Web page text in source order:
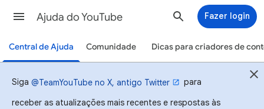
Ajuda do YouTube Fazer login
Central de Ajuda Comunidade Dicas para criadores de
Siga @TeamYouTube no X, antigo Twitter
para
receber as atualizações mais recentes e respostas às